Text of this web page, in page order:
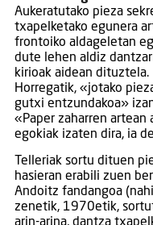
Aukeratutako pieza
txapelketako egunera
frontoiko aldageletan
dute lehen aldiz
kirioak aidean dituztela.
Horregatik, «jotako
gutxi entzundakoa»
«Paper zaharren artean
egokiak izaten dira, ia
Telleriak sortu dituen
hasieran erabili zuen
Andoitz fandangoa
zenetik, 1970etik,